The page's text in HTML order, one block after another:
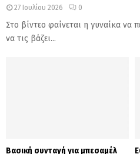
27 Ιουλίου 2026 0
Στο βίντεο φαίνεται η γυναίκα να
να τις βάζει...
Βασική συνταγή για μπεσαμέλ